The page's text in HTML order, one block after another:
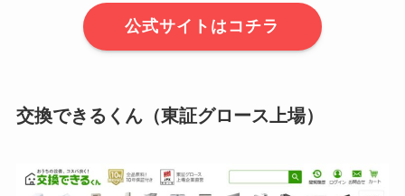
公式サイトはコチラ
交換できるくん（東証グロース上場）